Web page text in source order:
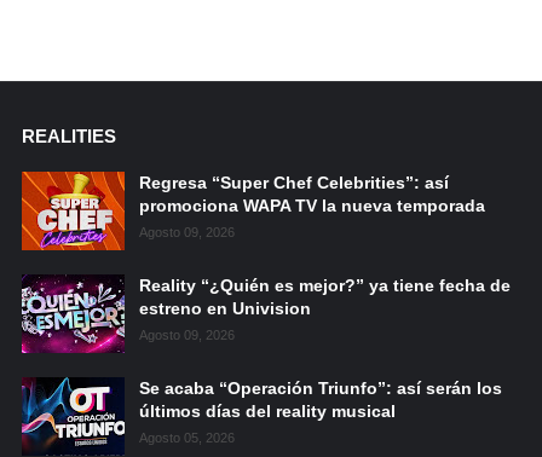
REALITIES
Regresa “Super Chef Celebrities”: así
promociona WAPA TV la nueva temporada
Agosto 09, 2026
Reality “¿Quién es mejor?” ya tiene fecha de
estreno en Univision
Agosto 09, 2026
Se acaba “Operación Triunfo”: así serán los
últimos días del reality musical
Agosto 05, 2026